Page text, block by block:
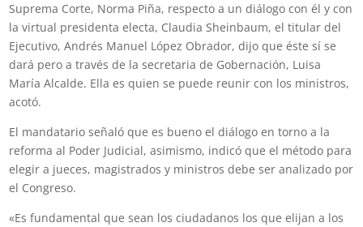
Suprema Corte, Norma Piña, respecto a un diálogo con él y con
la virtual presidenta electa, Claudia Sheinbaum, el titular del
Ejecutivo, Andrés Manuel López Obrador, dijo que éste sí se
dará pero a través de la secretaria de Gobernación, Luisa
María Alcalde. Ella es quien se puede reunir con los ministros,
acotó.
El mandatario señaló que es bueno el diálogo en torno a la
reforma al Poder Judicial, asimismo, indicó que el método para
elegir a jueces, magistrados y ministros debe ser analizado por
el Congreso.
«Es fundamental que sean los ciudadanos los que elijan a los